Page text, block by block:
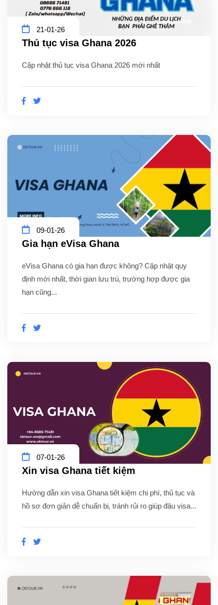
21-01-26
Thủ tục visa Ghana 2026
Cập nhật thủ tục visa Ghana 2026 mới nhất
09-01-26
Gia hạn eVisa Ghana
eVisa Ghana có gia hạn được không? Cập nhật quy
định mới nhất, thời gian lưu trú, trường hợp được gia
hạn cũng...
07-01-26
Xin visa Ghana tiết kiệm
Hướng dẫn xin visa Ghana tiết kiệm chi phí, thủ tục và
hồ sơ đơn giản dễ chuẩn bị, tránh rủi ro giúp đậu visa...